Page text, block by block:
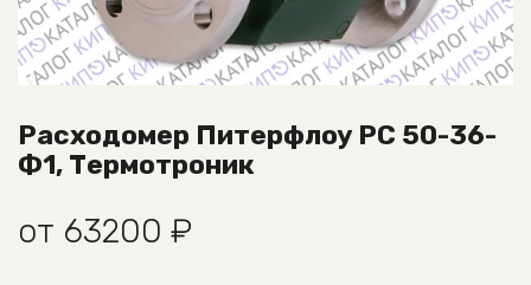
Расходомер Питерфлоу РС 50-36-
Ф1, Термотроник
от 63200 ₽